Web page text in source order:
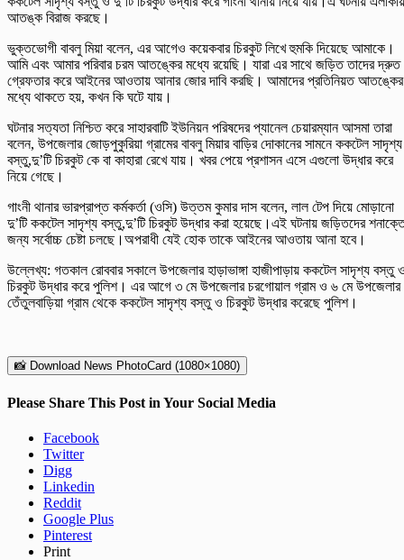
আতঙ্ক বিরাজ করছে।
‎ভুক্তভোগী বাবলু মিয়া বলেন, ‎এর আগেও কয়েকবার চিরকুট লিখে হুমকি দিয়েছে আমাকে।
আমি এবং আমার পরিবার চরম আতঙ্কের মধ্যে রয়েছি। যারা এর সাথে জড়িত তাদের দ্রুত
গ্রেফতার করে আইনের আওতায় আনার জোর দাবি করছি। আমাদের প্রতিনিয়ত আতঙ্কের
মধ্যে থাকতে হয়, কখন কি ঘটে যায়।
ঘটনার সত্যতা নিশ্চিত করে সাহারবাটি ইউনিয়ন পরিষদের প্যানেল চেয়ারম্যান আসমা তারা
বলেন, উপজেলার জোড়পুকুরিয়া গ্রামের বাবলু মিয়ার বাড়ির দোকানের সামনে ককটেল সাদৃশ্য
বস্তু,দু’টি চিরকুট কে বা কাহারা রেখে যায়। খবর পেয়ে প্রশাসন এসে এগুলো উদ্ধার করে
নিয়ে গেছে।
গাংনী থানার ভারপ্রাপ্ত কর্মকর্তা (ওসি) উত্তম কুমার দাস বলেন, লাল টেপ দিয়ে মোড়ানো
দু’টি ককটেল সাদৃশ্য বস্তু,দু’টি চিরকুট উদ্ধার করা হয়েছে।এই ঘটনায় জড়িতদের
জন্য সর্বোচ্চ চেষ্টা চলছে।অপরাধী যেই হোক তাকে আইনের আওতায় আনা হবে।
উল্লেখ্য: গতকাল রোববার সকালে উপজেলার হাড়াভাঙ্গা হাজীপাড়ায় ককটেল সাদৃশ্য বস্তু
চিরকুট উদ্ধার করে পুলিশ। এর আগে ৩ মে উপজেলার চরগোয়াল গ্রাম ও ৬ মে উপজেলার
তেঁতুলবাড়িয়া গ্রাম থেকে ককটেল সাদৃশ্য বস্তু ও চিরকুট উদ্ধার করেছে পুলিশ।
📸 Download News PhotoCard (1080×1080)
Please Share This Post in Your Social Media
Facebook
Twitter
Digg
Linkedin
Reddit
Google Plus
Pinterest
Print